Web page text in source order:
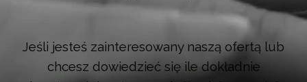
Jeśli jesteś zainteresowany naszą ofertą lub
chcesz dowiedzieć się ile dokładnie